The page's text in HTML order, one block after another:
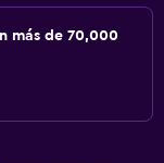
más de 70,000